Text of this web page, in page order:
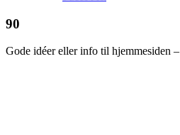
90
Gode idéer eller info til hjemmesiden –